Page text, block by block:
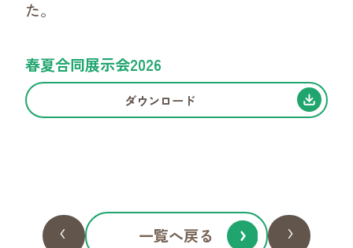
CONTACT
ら。ご質問だけでも歓迎です！
た。
春夏合同展示会2026
ダウンロード
一覧へ戻る